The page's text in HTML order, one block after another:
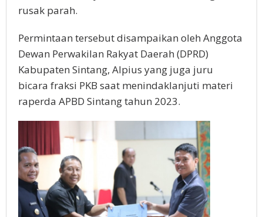
rusak parah.
Permintaan tersebut disampaikan oleh Anggota
Dewan Perwakilan Rakyat Daerah (DPRD)
Kabupaten Sintang, Alpius yang juga juru
bicara fraksi PKB saat menindaklanjuti materi
raperda APBD Sintang tahun 2023.